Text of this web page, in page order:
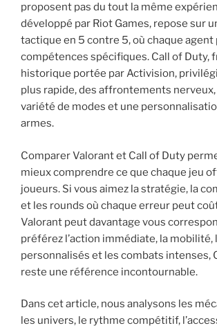
proposent pas du tout la même
développé par Riot Games, repose sur
tactique en 5 contre 5, où chaque agent
compétences spécifiques. Call of Duty,
historique portée par Activision,
plus rapide, des affrontements
variété de modes et une
armes.
Comparer Valorant et Call of Duty
mieux comprendre ce que chaque jeu
joueurs. Si vous aimez la stratégie, la
et les rounds où chaque erreur peut
Valorant peut davantage vous
préférez l’action immédiate, la mobilité,
personnalisés et les combats intenses,
reste une référence incontournable.
Dans cet article, nous analysons les
les univers, le rythme compétitif,